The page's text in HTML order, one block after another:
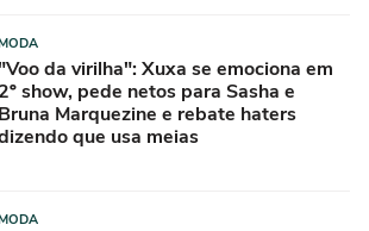
da virilha": Xuxa se emociona em
2º show, pede netos para Sasha e
Bruna Marquezine e rebate haters
que usa meias